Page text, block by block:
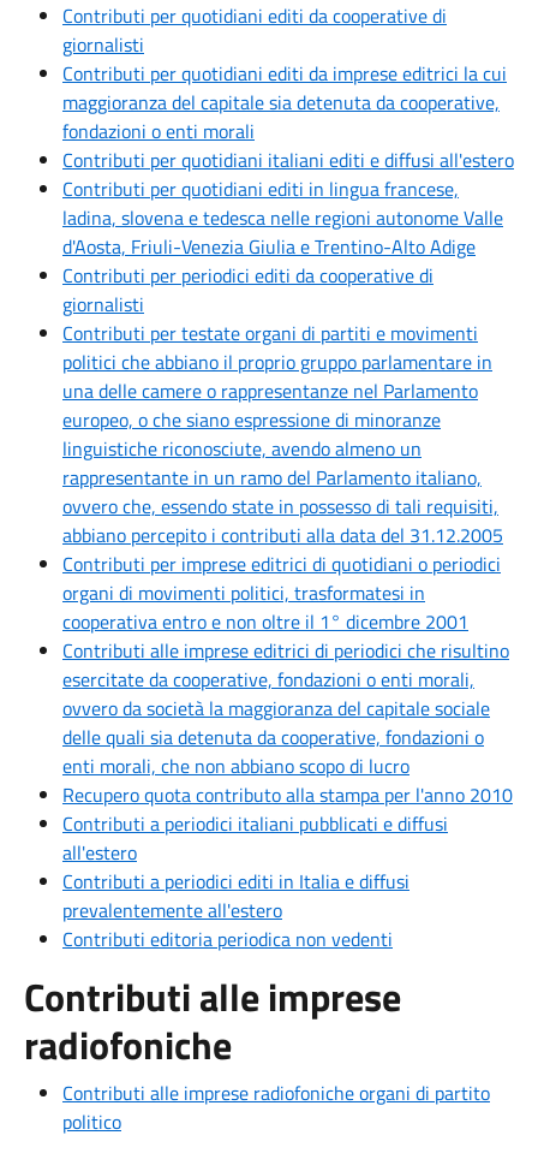
Contributi per quotidiani editi da cooperative di
giornalisti
Contributi per quotidiani editi da imprese editrici la cui
maggioranza del capitale sia detenuta da cooperative,
fondazioni o enti morali
Contributi per quotidiani italiani editi e diffusi all'estero
Contributi per quotidiani editi in lingua francese,
ladina, slovena e tedesca nelle regioni autonome Valle
d'Aosta, Friuli-Venezia Giulia e Trentino-Alto Adige
Contributi per periodici editi da cooperative di
giornalisti
Contributi per testate organi di partiti e movimenti
politici che abbiano il proprio gruppo parlamentare in
una delle camere o rappresentanze nel Parlamento
europeo, o che siano espressione di minoranze
linguistiche riconosciute, avendo almeno un
rappresentante in un ramo del Parlamento italiano,
ovvero che, essendo state in possesso di tali requisiti,
abbiano percepito i contributi alla data del 31.12.2005
Contributi per imprese editrici di quotidiani o periodici
organi di movimenti politici, trasformatesi in
cooperativa entro e non oltre il 1° dicembre 2001
Contributi alle imprese editrici di periodici che risultino
esercitate da cooperative, fondazioni o enti morali,
ovvero da società la maggioranza del capitale sociale
delle quali sia detenuta da cooperative, fondazioni o
enti morali, che non abbiano scopo di lucro
Recupero quota contributo alla stampa per l'anno 2010
Contributi a periodici italiani pubblicati e diffusi
all'estero
Contributi a periodici editi in Italia e diffusi
prevalentemente all'estero
Contributi editoria periodica non vedenti
Contributi alle imprese
radiofoniche
Contributi alle imprese radiofoniche organi di partito
politico